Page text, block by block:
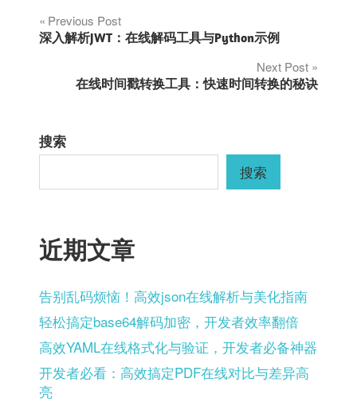
文
航
Previous Post
深入解析JWT：在线解码工具与Python示例
Next Post
在线时间戳转换工具：快速时间转换的秘诀
搜索
搜索
近期文章
告别乱码烦恼！高效json在线解析与美化指南
轻松搞定base64解码加密，开发者效率翻倍
高效YAML在线格式化与验证，开发者必备神器
开发者必看：高效搞定PDF在线对比与差异高
亮